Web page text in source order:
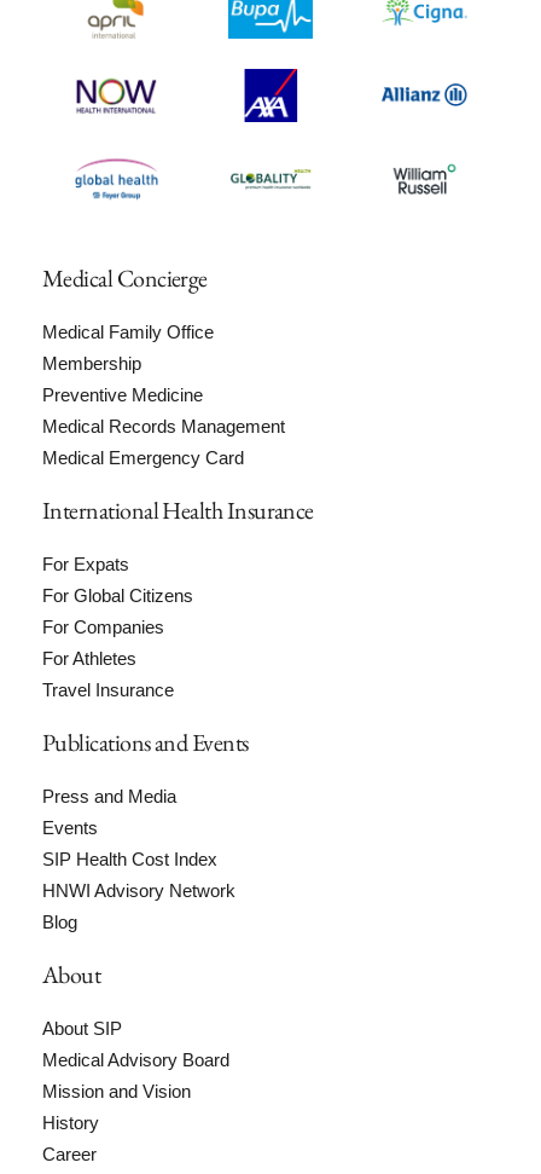
Medical Concierge
Medical Family Office
Membership
Preventive Medicine
Medical Records Management
Medical Emergency Card
International Health Insurance
For Expats
For Global Citizens
For Companies
For Athletes
Travel Insurance
Publications and Events
Press and Media
Events
SIP Health Cost Index
HNWI Advisory Network
Blog
About
About SIP
Medical Advisory Board
Mission and Vision
History
Career